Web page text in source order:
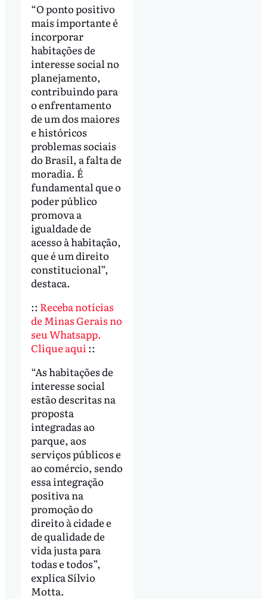
“O ponto positivo
mais importante é
incorporar
habitações de
interesse social no
planejamento,
contribuindo para
o enfrentamento
de um dos maiores
e históricos
problemas sociais
do Brasil, a falta de
moradia. É
fundamental que o
poder público
promova a
igualdade de
acesso à habitação,
que é um direito
constitucional”,
destaca.
:: Receba notícias
de Minas Gerais no
seu Whatsapp.
Clique aqui ::
“As habitações de
interesse social
estão descritas na
proposta
integradas ao
parque, aos
serviços públicos e
ao comércio, sendo
essa integração
positiva na
promoção do
direito à cidade e
de qualidade de
vida justa para
todas e todos”,
explica Sílvio
Motta.